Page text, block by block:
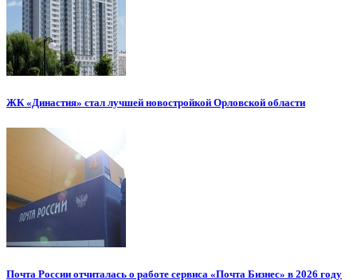
ЖК «Династия» стал лучшей новостройкой Орловской области
Почта России отчиталась о работе сервиса «Почта Бизнес» в 2026 году